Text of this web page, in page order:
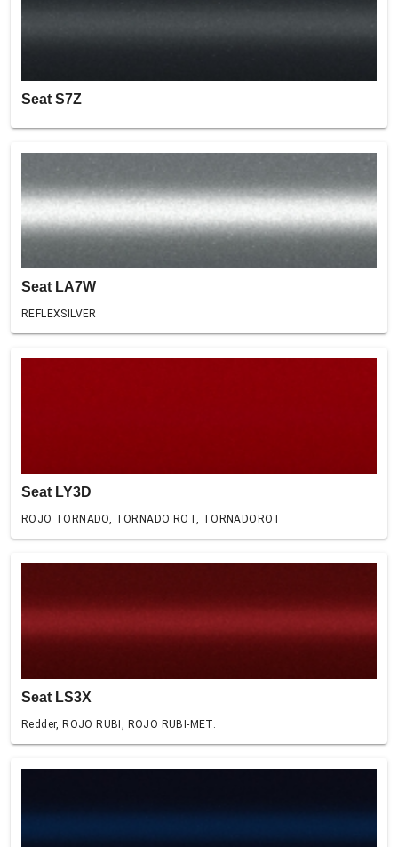
Seat S7Z
Seat LA7W
REFLEXSILVER
Seat LY3D
ROJO TORNADO, TORNADO ROT, TORNADOROT
Seat LS3X
Redder, ROJO RUBI, ROJO RUBI-MET.